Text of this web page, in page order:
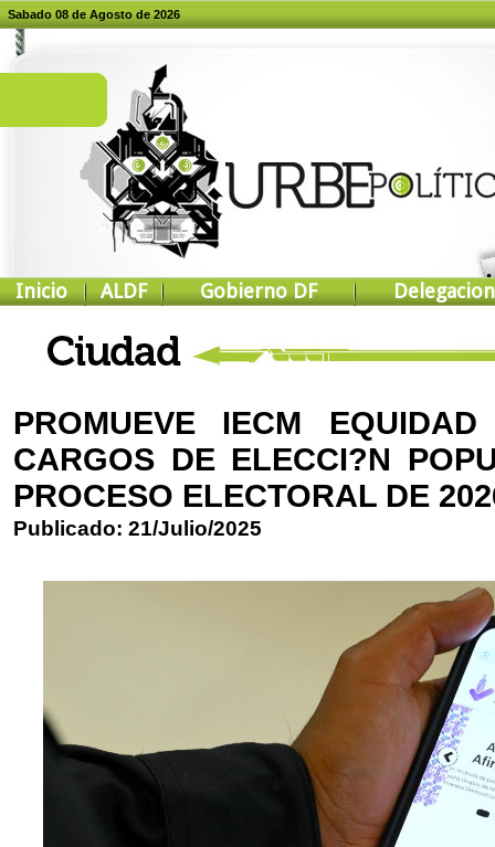
Sabado 08 de Agosto de 2026
Inicio ALDF Gobierno DF
PROMUEVE IECM
CARGOS DE ELECCI?N
PROCESO ELECTORAL DE
Publicado: 21/Julio/2025